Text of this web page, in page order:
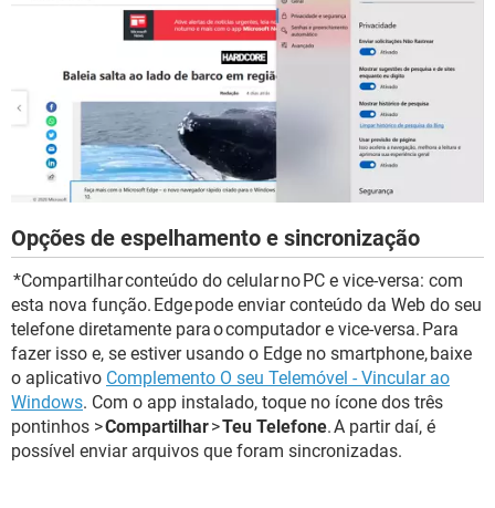
Opções de espelhamento e sincronização
*Compartilhar conteúdo do celular no PC e vice-versa: com
esta nova função. Edge pode enviar conteúdo da Web do seu
telefone diretamente para o computador e vice-versa. Para
fazer isso e, se estiver usando o Edge no smartphone, baixe
o aplicativo Complemento O seu Telemóvel - Vincular ao
Windows. Com o app instalado, toque no ícone dos três
pontinhos >Compartilhar>Teu Telefone. A partir daí, é
possível enviar arquivos que foram sincronizadas.